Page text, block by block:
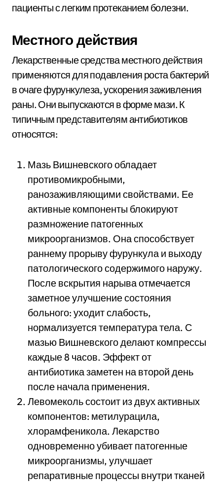
пациенты с легким протеканием болезни.
Местного действия
Лекарственные средства местного действия
применяются для подавления роста бактерий
в очаге фурункулеза, ускорения заживления
раны. Они выпускаются в форме мази. К
типичным представителям антибиотиков
относятся:
Мазь Вишневского обладает
противомикробными,
ранозаживляющими свойствами. Ее
активные компоненты блокируют
размножение патогенных
микроорганизмов. Она способствует
раннему прорыву фурункула и выходу
патологического содержимого наружу.
После вскрытия нарыва отмечается
заметное улучшение состояния
больного: уходит слабость,
нормализуется температура тела. С
мазью Вишневского делают компрессы
каждые 8 часов. Эффект от
антибиотика заметен на второй день
после начала применения.
Левомеколь состоит из двух активных
компонентов: метилурацила,
хлорамфеникола. Лекарство
одновременно убивает патогенные
микроорганизмы, улучшает
репаративные процессы внутри тканей